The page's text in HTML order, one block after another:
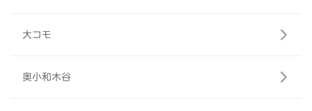
大コモ
奥小和木谷